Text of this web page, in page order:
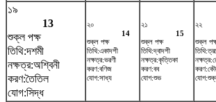
১৯
13
শুক্ল পক্ষ
তিথি:দশমী
নক্ষত্র:অশ্বিনী
করণ:তৈতিল
যোগ:সিদ্ধ
২০
14
শুক্ল পক্ষ
তিথি:একাদশী
নক্ষত্র:ভরণী
করণ:বণিজ
যোগ:সাধ্য
২১
15
শুক্ল পক্ষ
তিথি:দ্বাদশী
নক্ষত্র:কৃত্তিকা
করণ:বব
যোগ:শুভ
২২
শুক্ল